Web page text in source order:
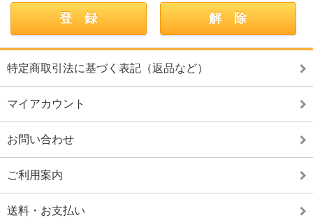
特定商取引法に基づく表記（返品など）
マイアカウント
お問い合わせ
ご利用案内
送料・お支払い